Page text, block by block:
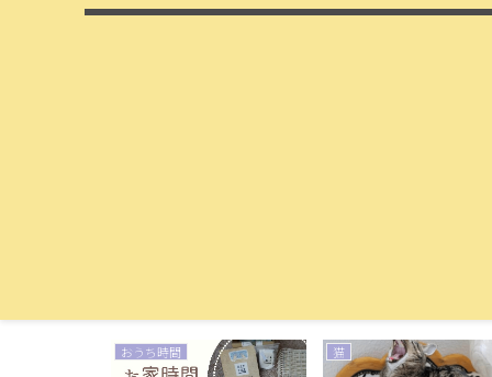
おうち時間 猫